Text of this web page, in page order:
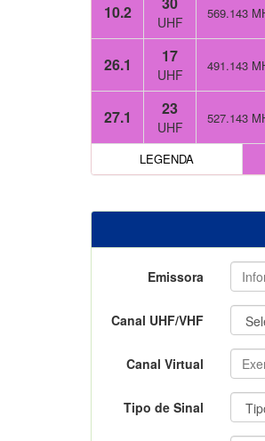
10.2 UHF
569.143
26.1 17
UHF
491.143
27.1 23
UHF
527.143
LEGENDA
Emissora
Canal UHF/VHF
Canal Virtual
Tipo de Sinal